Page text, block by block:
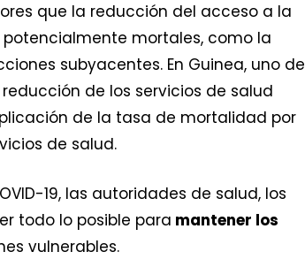
que la reducción del acceso a la
mortales, como la
subyacentes. En Guinea, uno de
de los servicios de salud
de la tasa de mortalidad por
de salud.
19, las autoridades de salud, los
todo lo posible para mantener los
vulnerables.